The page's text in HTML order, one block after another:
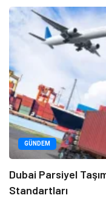
GÜNDEM
Dubai Parsiyel
Standartları